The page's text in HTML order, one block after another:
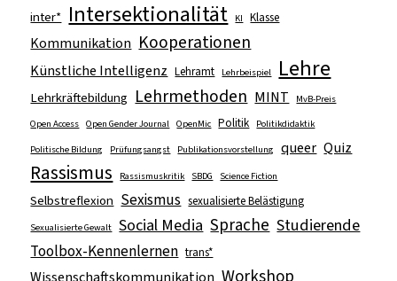
inter* Intersektionalität KI Klasse
Kommunikation Kooperationen
Künstliche Intelligenz Lehramt Lehrbeispiel Lehre
Lehrkräftebildung Lehrmethoden MINT
MvB-Preis
Open Access
Open Gender Journal OpenMic Politik Politikdidaktik
Politische Bildung Prüfungsangst Publikationsvorstellung queer Quiz
Rassismus Rassismuskritik SBDG Science Fiction
Selbstreflexion Sexismus sexualisierte Belästigung
Sexualisierte Gewalt Social Media Sprache Studierende
Toolbox-Kennenlernen trans*
Wissenschaftskommunikation Workshop